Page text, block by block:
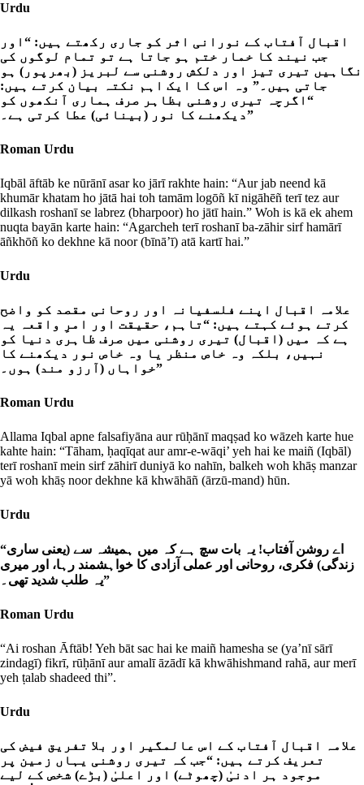
Urdu
اقبال آفتاب کے نورانی اثر کو جاری رکھتے ہیں: “اور
جب نیند کا خمار ختم ہو جاتا ہے تو تمام لوگوں کی
نگاہیں تیری تیز اور دلکش روشنی سے لبریز (بھرپور) ہو
جاتی ہیں۔” وہ اس کا ایک اہم نکتہ بیان کرتے ہیں:
“اگرچہ تیری روشنی بظاہر صرف ہماری آنکھوں کو
دیکھنے کا نور (بینائی) عطا کرتی ہے۔”
Roman Urdu
Iqbāl āftāb ke nūrānī asar ko jārī rakhte hain: “Aur jab neend kā
khumār khatam ho jātā hai toh tamām logōñ kī nigāhēñ terī tez aur
dilkash roshanī se labrez (bharpoor) ho jātī hain.” Woh is kā ek ahem
nuqta bayān karte hain: “Agarcheh terī roshanī ba-zāhir sirf hamārī
āñkhōñ ko dekhne kā noor (bīnā’ī) atā kartī hai.”
Urdu
علامہ اقبال اپنے فلسفیانہ اور روحانی مقصد کو واضح
کرتے ہوئے کہتے ہیں: “تاہم، حقیقت اور امرِ واقعہ یہ
ہے کہ میں (اقبال) تیری روشنی میں صرف ظاہری دنیا کو
نہیں، بلکہ وہ خاص منظر یا وہ خاص نور دیکھنے کا
خواہاں (آرزو مند) ہوں۔”
Roman Urdu
Allama Iqbal apne falsafiyāna aur rūḥānī maqṣad ko wāzeh karte hue
kahte hain: “Tāham, ḥaqīqat aur amr-e-wāqi’ yeh hai ke maiñ (Iqbāl)
terī roshanī mein sirf zāhirī duniyā ko nahīn, balkeh woh khāṣ manzar
yā woh khāṣ noor dekhne kā khwāhāñ (ārzū-mand) hūn.
Urdu
“اے روشن آفتاب! یہ بات سچ ہے کہ میں ہمیشہ سے (یعنی ساری
زندگی) فکری، روحانی اور عملی آزادی کا خواہشمند رہا، اور میری
یہ طلب شدید تھی۔”
Roman Urdu
“Ai roshan Āftāb! Yeh bāt sac hai ke maiñ hamesha se (ya’nī sārī
zindagī) fikrī, rūḥānī aur amalī āzādī kā khwāhishmand rahā, aur merī
yeh ṭalab shadeed thi”.
Urdu
علامہ اقبال آفتاب کے اس عالمگیر اور بلا تفریق فیض کی
تعریف کرتے ہیں: “جب کہ تیری روشنی یہاں زمین پر
موجود ہر ادنیٰ (چھوٹے) اور اعلیٰ (بڑے) شخص کے لیے